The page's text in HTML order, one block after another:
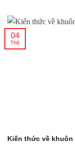
Kiến thức về
04
Th6